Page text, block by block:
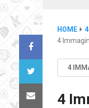
HOME
4
4
4